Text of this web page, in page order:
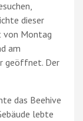
dieser
von Montag
am
geöffnet. Der
das Beehive
lebte